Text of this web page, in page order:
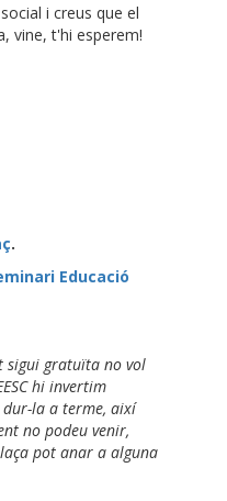
i creus que el
vine, t'hi esperem!
.
Educació
sigui gratuïta no vol
hi invertim
dur-la a terme, així
no podeu venir,
pot anar a alguna